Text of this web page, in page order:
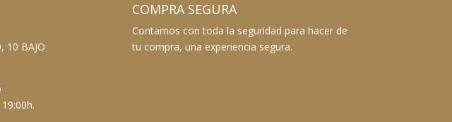
10 BAJO
COMPRA SEGURA
Contamos con toda la seguridad para hacer de
tu compra, una experiencia segura.